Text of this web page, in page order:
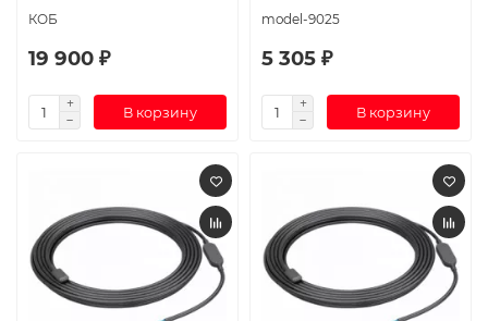
КОБ
19 900 ₽
В корзину
model-9025
5 305 ₽
В корзину